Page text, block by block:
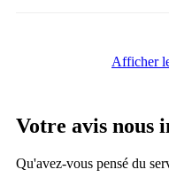
Afficher
Votre avis nous
Qu'avez-vous pensé du